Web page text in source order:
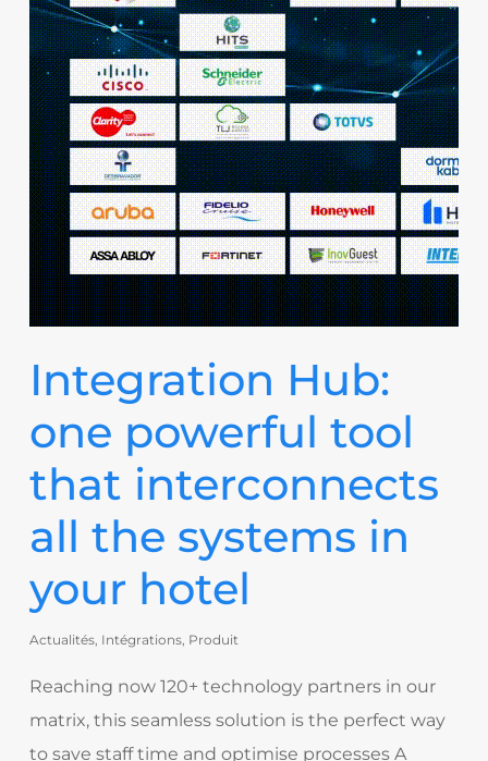
Integration Hub:
one powerful tool
that interconnects
all the systems in
your hotel
Actualités, Intégrations, Produit
Reaching now 120+ technology partners in our
matrix, this seamless solution is the perfect way
to save staff time and optimise processes A